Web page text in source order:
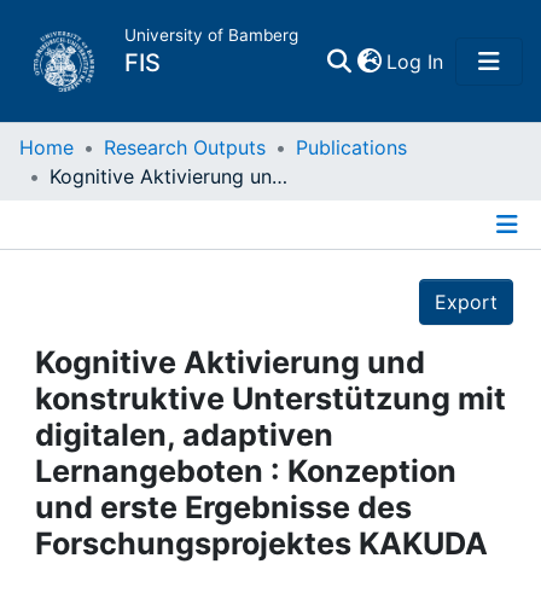
University of Bamberg
FIS Log In(current)
Home
Projects
People
Institutions
Awards
Home Research Outputs
Publications
Kognitive Aktivierung und konstruktive Unterstützung mit digitalen, adaptiven Lernangeboten : Konzeption und erste Ergebnisse des Forschungsprojektes KAKUDA
Export
Kognitive Aktivierung und
konstruktive Unterstützung mit
digitalen, adaptiven
Lernangeboten : Konzeption
und erste Ergebnisse des
Forschungsprojektes KAKUDA